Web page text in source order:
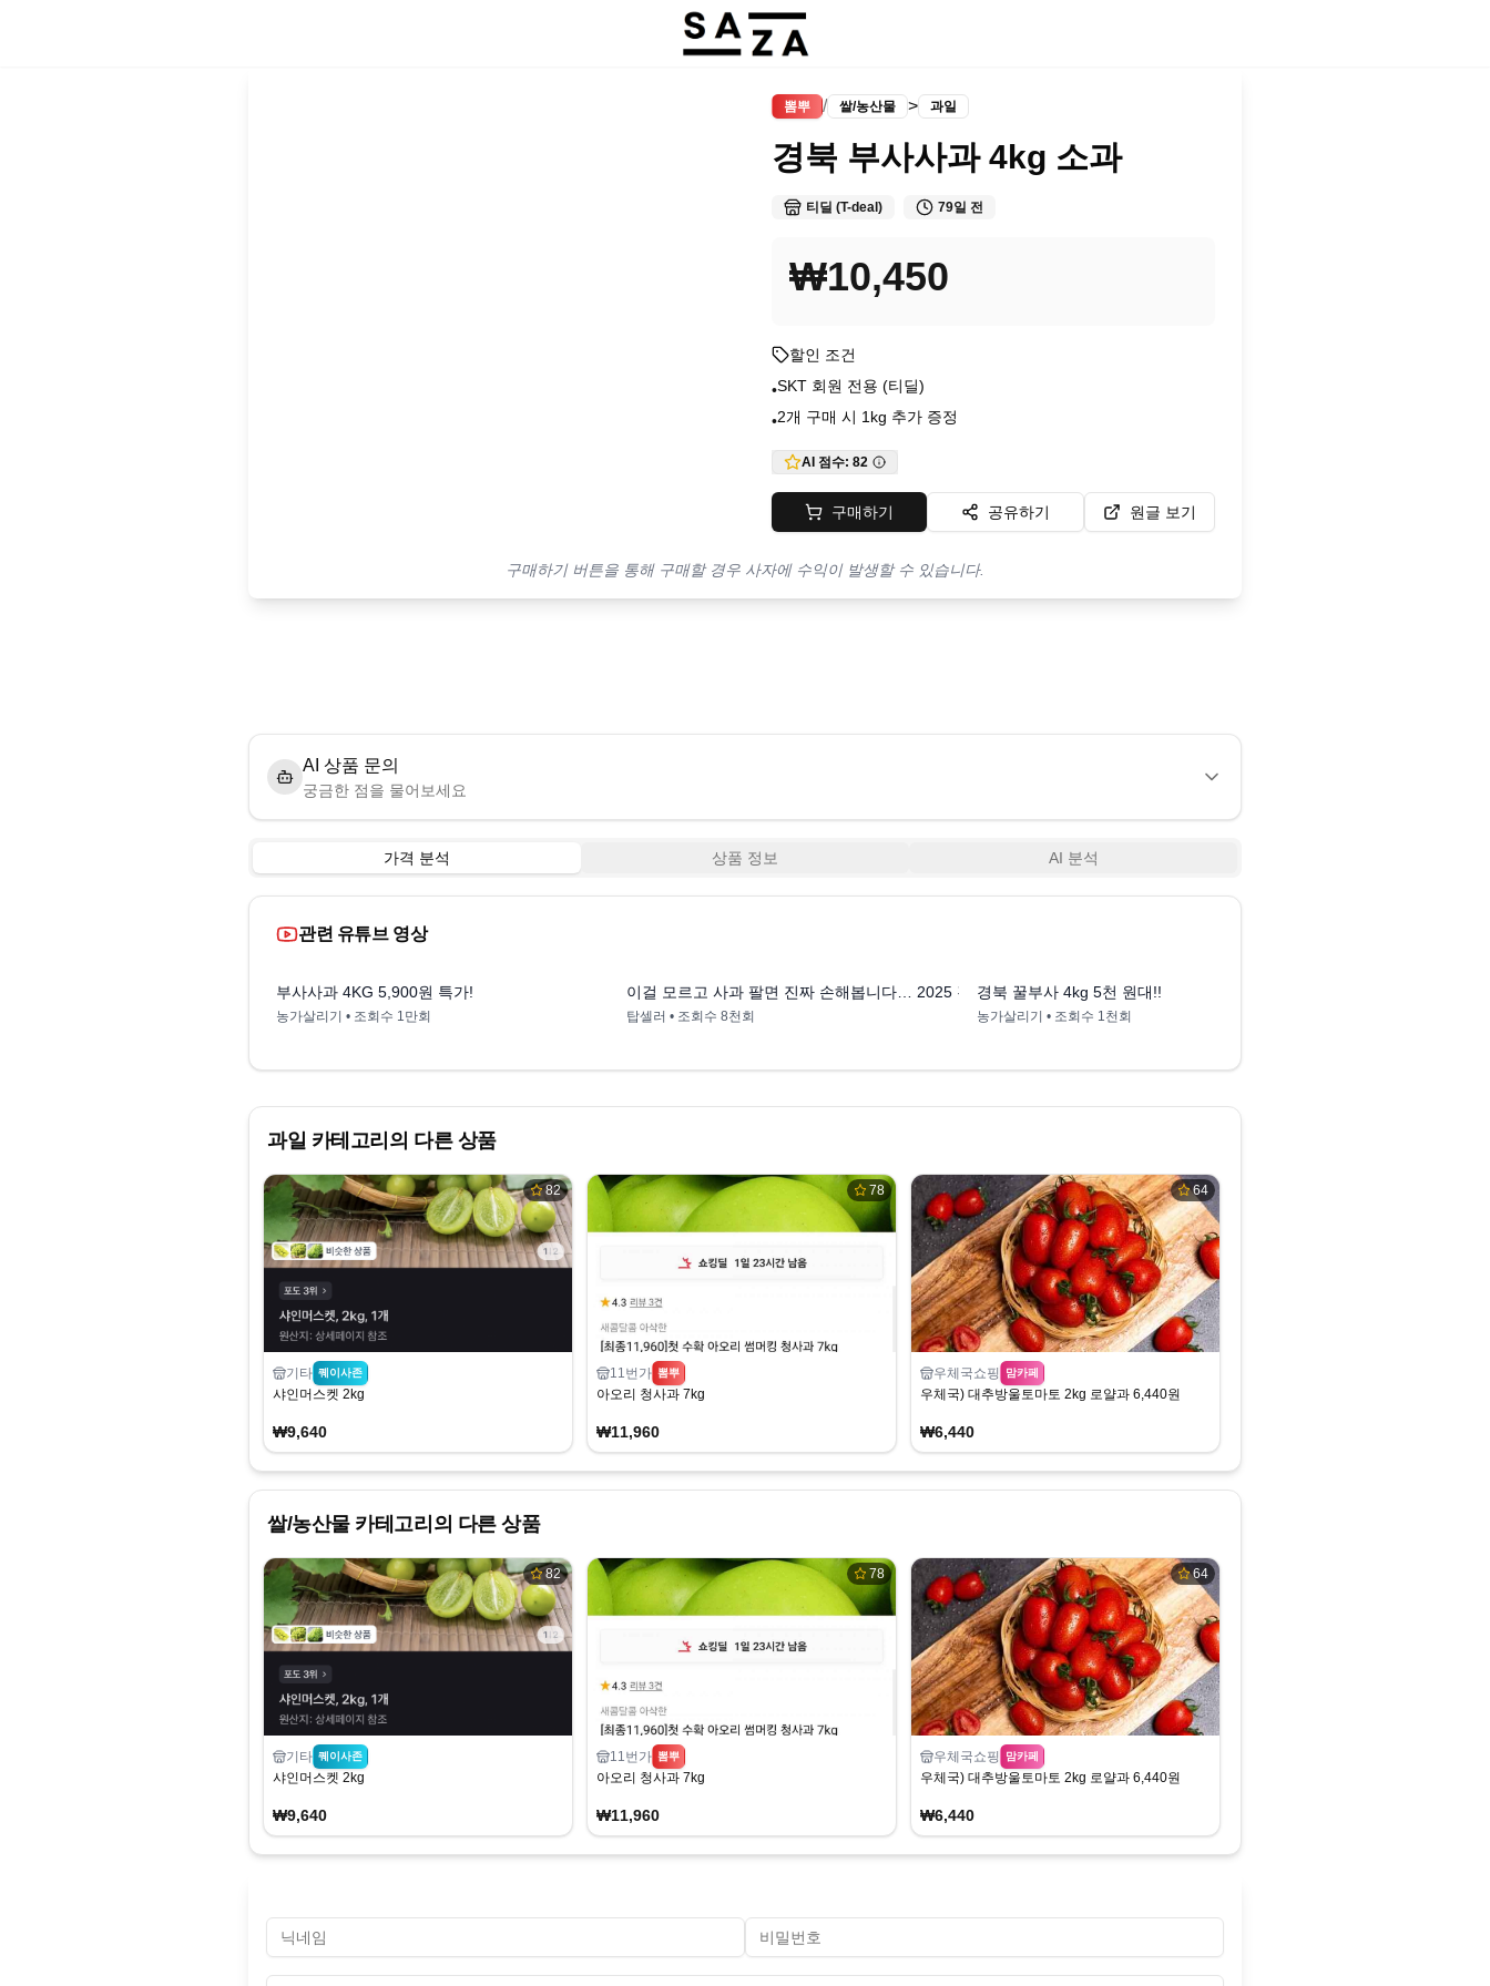
뽐뿌 / 쌀/농산물 > 과일
경북 부사사과 4kg 소과
티딜 (T-deal) 79일 전
₩10,450
할인 조건
•SKT 회원 전용 (티딜)
•2개 구매 시 1kg 추가 증정
AI 점수: 82
구매하기 공유하기 원글 보기
구매하기 버튼을 통해 구매할 경우 사자에 수익이 발생할 수 있습니다.
AI 상품 문의
궁금한 점을 물어보세요
가격 분석 상품 정보 AI 분석
관련 유튜브 영상
부사사과 4KG 5,900원 특가!
농가살리기 • 조회수 1만회
이걸 모르고 사과 팔면 진짜 손해봅니다… 2025 경북 부사 물량·시세 총정리
탑셀러 • 조회수 8천회
경북 꿀부사 4kg 5천 원대!!
농가살리기 • 조회수 1천회
과일 카테고리의 다른 상품
82
기타 퀘이사존
샤인머스켓 2kg
₩9,640
78
11번가 뽐뿌
아오리 청사과 7kg
₩11,960
64
우체국쇼핑 맘카페
우체국) 대추방울토마토 2kg 로얄과 6,440원
₩6,440
쌀/농산물카테고리의 다른 상품
82
기타 퀘이사존
샤인머스켓 2kg
₩9,640
78
11번가 뽐뿌
아오리 청사과 7kg
₩11,960
64
우체국쇼핑 맘카페
우체국) 대추방울토마토 2kg 로얄과 6,440원
₩6,440